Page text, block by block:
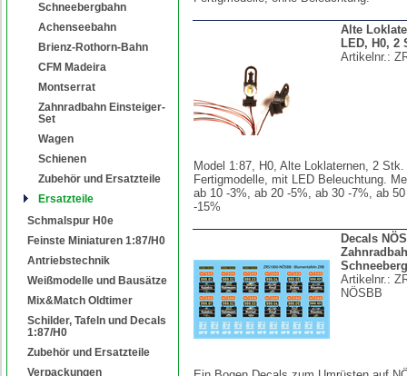
Schneebergbahn
Achenseebahn
Brienz-Rothorn-Bahn
CFM Madeira
Montserrat
Zahnradbahn Einsteiger-
Set
Wagen
Schienen
Zubehör und Ersatzteile
Ersatzteile
Schmalspur H0e
Feinste Miniaturen 1:87/H0
Antriebstechnik
Weißmodelle und Bausätze
Mix&Match Oldtimer
Schilder, Tafeln und Decals
1:87/H0
Zubehör und Ersatzteile
Verpackungen
Alte
LED, H0, 2
Artikelnr.:
Model 1:87, H0, Alte Loklaternen, 2 Stk.
Fertigmodelle, mit LED Beleuchtung.
ab 10 -3%, ab 20 -5%, ab 30 -7%, ab
-15%
Decals
Schneeberg
Artikelnr.:
NÖSBB